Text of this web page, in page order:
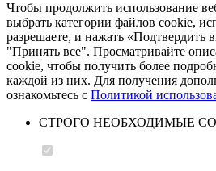
Чтобы продолжить использование
выбрать категории файлов cookie,
разрешаете, и нажать
"Принять все". Просматривайте
cookie, чтобы получить более
каждой из них. Для получения
ознакомьтесь с Политикой
СТРОГО НЕОБХОДИМЫЕ